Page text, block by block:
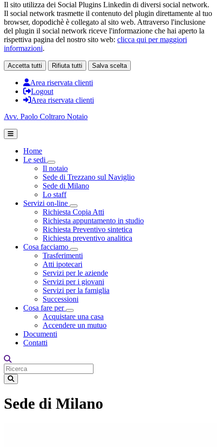
Il sito utilizza dei Social Plugins Linkedin di diversi social network.
Il social network trasmette il contenuto del plugin direttamente al tuo
browser, dopodichè è collegato al sito web. Attraverso l'inclusione
del plugin il social network riceve l'informazione che hai aperto la
rispettiva pagina del nostro sito web: clicca qui per maggiori
informazioni.
Accetta tutti Rifiuta tutti Salva scelta
Area riservata clienti
Logout
Area riservata clienti
Avv. Paolo Coltraro Notaio
Home
Le sedi
Toggle Dropdown
Il notaio
Sede di Trezzano sul Naviglio
Sede di Milano
Lo staff
Servizi on-line
Toggle Dropdown
Richiesta Copia Atti
Richiesta appuntamento in studio
Richiesta Preventivo sintetica
Richiesta preventivo analitica
Cosa facciamo
Toggle Dropdown
Trasferimenti
Atti ipotecari
Servizi per le aziende
Servizi per i giovani
Servizi per la famiglia
Successioni
Cosa fare per
Toggle Dropdown
Acquistare una casa
Accendere un mutuo
Documenti
Contatti
Sede di Milano